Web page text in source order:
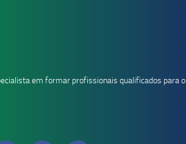
em formar profissionais qualificados para o